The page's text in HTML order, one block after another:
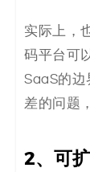
实际上，
码平台可
SaaS的边
差的问题
2、可